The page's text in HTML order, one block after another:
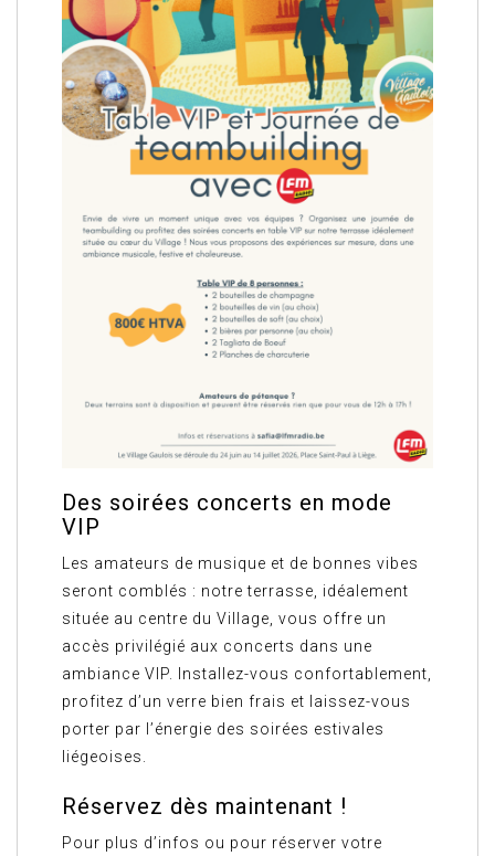
Des soirées concerts en mode
VIP
Les amateurs de musique et de bonnes vibes
seront comblés : notre terrasse, idéalement
située au centre du Village, vous offre un
accès privilégié aux concerts dans une
ambiance VIP. Installez-vous confortablement,
profitez d’un verre bien frais et laissez-vous
porter par l’énergie des soirées estivales
liégeoises.
Réservez dès maintenant !
Pour plus d’infos ou pour réserver votre